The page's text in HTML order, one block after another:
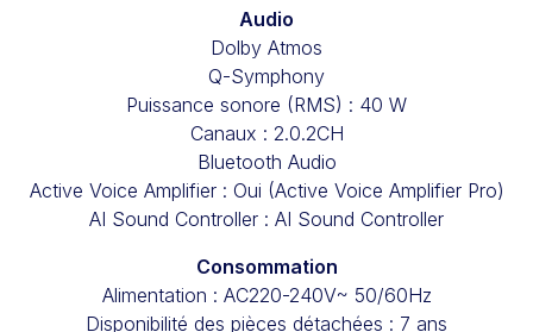
Audio
Dolby Atmos
Q-Symphony
Puissance sonore (RMS) : 40 W
Canaux : 2.0.2CH
Bluetooth Audio
Active Voice Amplifier : Oui (Active Voice Amplifier Pro)
AI Sound Controller : AI Sound Controller
Consommation
Alimentation : AC220-240V~ 50/60Hz
Disponibilité des pièces détachées : 7 ans